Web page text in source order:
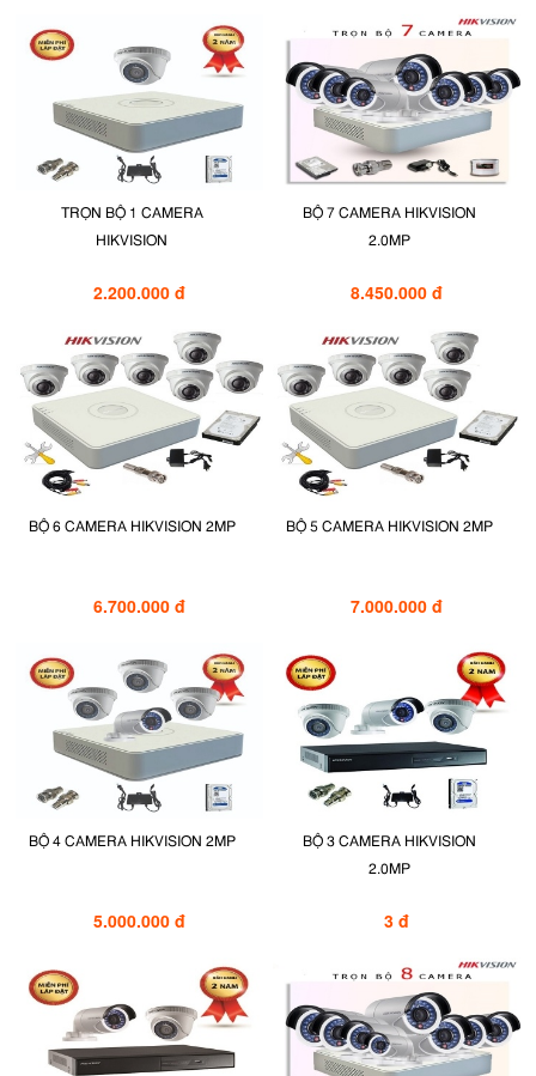
TRỌN BỘ 1 CAMERA
HIKVISION
2.200.000 đ
BỘ 7 CAMERA HIKVISION
2.0MP
8.450.000 đ
BỘ 6 CAMERA HIKVISION 2MP
6.700.000 đ
BỘ 5 CAMERA HIKVISION 2MP
7.000.000 đ
BỘ 4 CAMERA HIKVISION 2MP
5.000.000 đ
BỘ 3 CAMERA HIKVISION
2.0MP
3 đ